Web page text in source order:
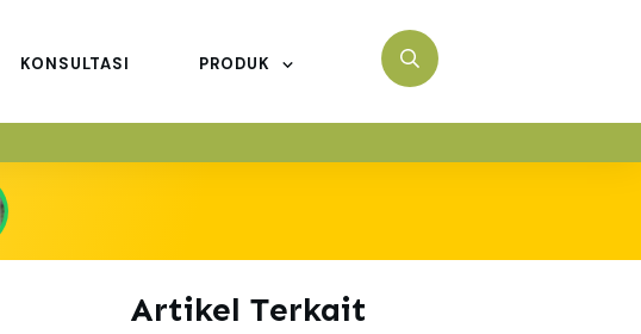
KONSULTASI PRODUK
Artikel Terkait